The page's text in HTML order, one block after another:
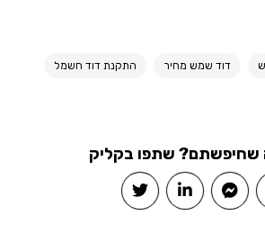
דוד שמש מחיר התקנת דוד חשמל
שתפו בקליק